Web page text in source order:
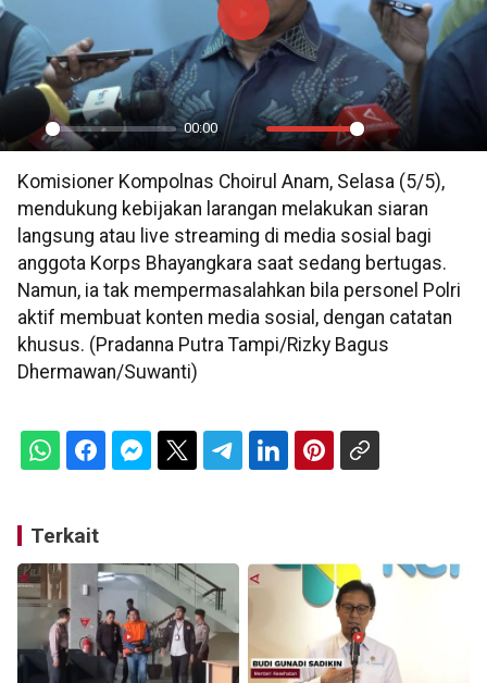
Play
00:00
Mute Settings
PIP
Play
Komisioner Kompolnas Choirul Anam, Selasa (5/5),
mendukung kebijakan larangan melakukan siaran
langsung atau live streaming di media sosial bagi
anggota Korps Bhayangkara saat sedang bertugas.
Namun, ia tak mempermasalahkan bila personel Polri
aktif membuat konten media sosial, dengan catatan
khusus. (Pradanna Putra Tampi/Rizky Bagus
Dhermawan/Suwanti)
Terkait